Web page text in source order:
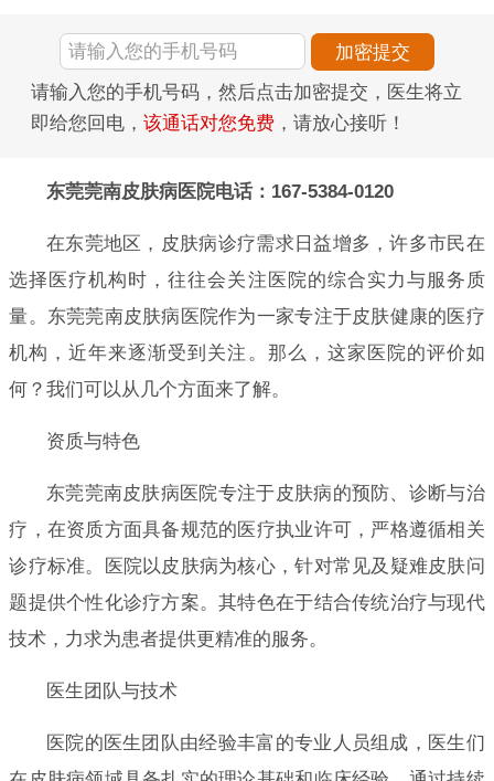
请输入您的手机号码，然后点击加密提交，医生将立
即给您回电， 该通话对您免费 ，请放心接听！
东莞莞南皮肤病医院电话：167-5384-0120
在东莞地区，皮肤病诊疗需求日益增多，许多市民在
选择医疗机构时，往往会关注医院的综合实力与服务质
量。东莞莞南皮肤病医院作为一家专注于皮肤健康的医疗
机构，近年来逐渐受到关注。那么，这家医院的评价如
何？我们可以从几个方面来了解。
资质与特色
东莞莞南皮肤病医院专注于皮肤病的预防、诊断与治
疗，在资质方面具备规范的医疗执业许可，严格遵循相关
诊疗标准。医院以皮肤病为核心，针对常见及疑难皮肤问
题提供个性化诊疗方案。其特色在于结合传统治疗与现代
技术，力求为患者提供更精准的服务。
医生团队与技术
医院的医生团队由经验丰富的专业人员组成，医生们